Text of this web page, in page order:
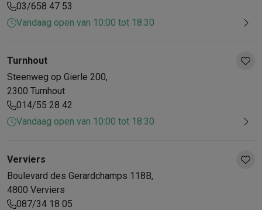
03/658 47 53
Vandaag open van 10:00 tot 18:30
Turnhout
Steenweg op Gierle 200,
2300 Turnhout
014/55 28 42
Vandaag open van 10:00 tot 18:30
Verviers
Boulevard des Gerardchamps 118B,
4800 Verviers
087/34 18 05